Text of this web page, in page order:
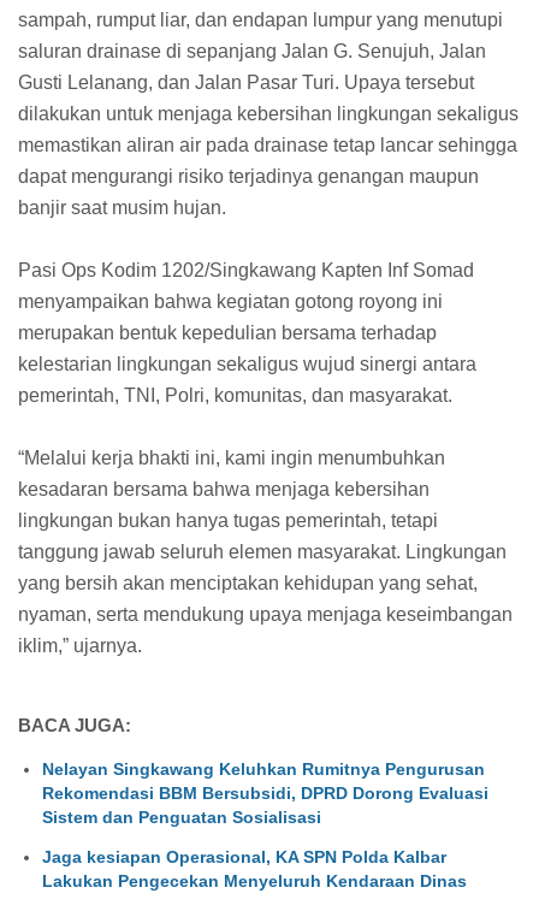
sampah, rumput liar, dan endapan lumpur yang menutupi
saluran drainase di sepanjang Jalan G. Senujuh, Jalan
Gusti Lelanang, dan Jalan Pasar Turi. Upaya tersebut
dilakukan untuk menjaga kebersihan lingkungan sekaligus
memastikan aliran air pada drainase tetap lancar sehingga
dapat mengurangi risiko terjadinya genangan maupun
banjir saat musim hujan.
Pasi Ops Kodim 1202/Singkawang Kapten Inf Somad
menyampaikan bahwa kegiatan gotong royong ini
merupakan bentuk kepedulian bersama terhadap
kelestarian lingkungan sekaligus wujud sinergi antara
pemerintah, TNI, Polri, komunitas, dan masyarakat.
“Melalui kerja bhakti ini, kami ingin menumbuhkan
kesadaran bersama bahwa menjaga kebersihan
lingkungan bukan hanya tugas pemerintah, tetapi
tanggung jawab seluruh elemen masyarakat. Lingkungan
yang bersih akan menciptakan kehidupan yang sehat,
nyaman, serta mendukung upaya menjaga keseimbangan
iklim,” ujarnya.
BACA JUGA:
Nelayan Singkawang Keluhkan Rumitnya Pengurusan
Rekomendasi BBM Bersubsidi, DPRD Dorong Evaluasi
Sistem dan Penguatan Sosialisasi
Jaga kesiapan Operasional, KA SPN Polda Kalbar
Lakukan Pengecekan Menyeluruh Kendaraan Dinas